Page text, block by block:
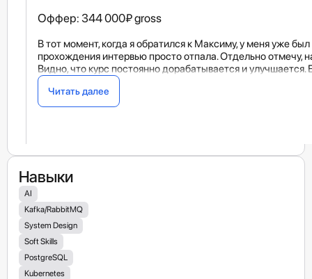
Оффер: 344 000₽ gross
В тот момент, когда я обратился к Максиму, у меня уже
прохождения интервью просто отпала. Отдельно отмечу,
Видно, что курс постоянно дорабатывается и
Читать далее
Навыки
AI
Kafka/RabbitMQ
System Design
Soft Skills
PostgreSQL
Kubernetes